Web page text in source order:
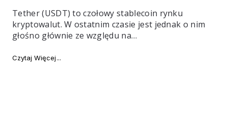
Tether (USDT) to czołowy stablecoin rynku
kryptowalut. W ostatnim czasie jest jednak o nim
głośno głównie ze względu na…
Czytaj Więcej